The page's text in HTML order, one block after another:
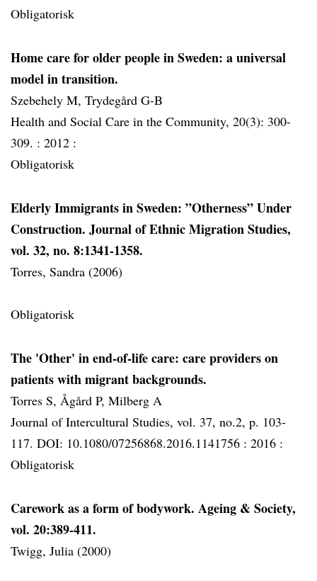
Obligatorisk
Home care for older people in Sweden: a universal
model in transition.
Szebehely M, Trydegård G-B
Health and Social Care in the Community, 20(3): 300-
309. : 2012 :
Obligatorisk
Elderly Immigrants in Sweden: ”Otherness” Under
Construction. Journal of Ethnic Migration Studies,
vol. 32, no. 8:1341-1358.
Torres, Sandra (2006)
Obligatorisk
The 'Other' in end-of-life care: care providers on
patients with migrant backgrounds.
Torres S, Ågård P, Milberg A
Journal of Intercultural Studies, vol. 37, no.2, p. 103-
117. DOI: 10.1080/07256868.2016.1141756 : 2016 :
Obligatorisk
Carework as a form of bodywork. Ageing & Society,
vol. 20:389-411.
Twigg, Julia (2000)